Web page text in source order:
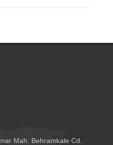
Mah. Behramkale Cd.